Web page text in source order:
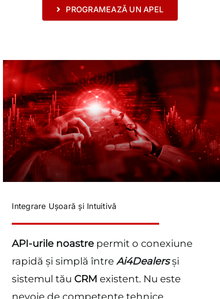
PROGRAMEAZĂ UN APEL
Integrare Ușoară și Intuitivă
API-urile noastre permit o conexiune
rapidă și simplă întreAi4Dealers și
sistemul tău CRM existent. Nu este